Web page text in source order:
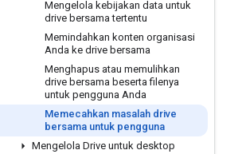
Mengelola kebijakan data untuk
drive bersama tertentu
Memindahkan konten organisasi
Anda ke drive bersama
Menghapus atau memulihkan
drive bersama beserta filenya
untuk pengguna Anda
Memecahkan masalah drive
bersama untuk pengguna
Mengelola Drive untuk desktop